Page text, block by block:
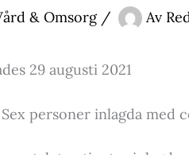
& Omsorg/ Av
29 augusti 2021
personer inlagda med